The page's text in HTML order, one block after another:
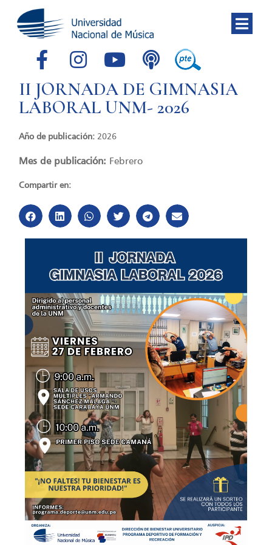
II JORNADA DE GIMNASIA
LABORAL UNM- 2026
Año de publicación: 2026
Mes de publicación: Febrero
Compartir en: